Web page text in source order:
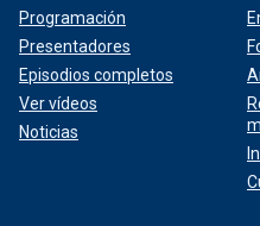
Programación
Presentadores
Episodios completos
Ver vídeos
Noticias